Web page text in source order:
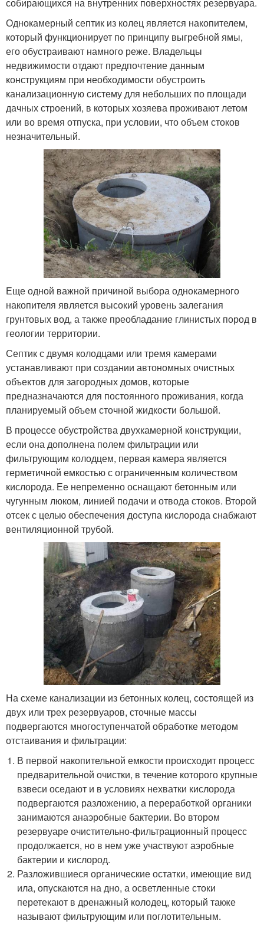
Однокамерный септик из колец является накопителем,
который функционирует по принципу выгребной ямы,
его обустраивают намного реже. Владельцы
недвижимости отдают предпочтение данным
конструкциям при необходимости обустроить
канализационную систему для небольших по площади
дачных строений, в которых хозяева проживают летом
или во время отпуска, при условии, что объем стоков
незначительный.
Еще одной важной причиной выбора однокамерного
накопителя является высокий уровень залегания
грунтовых вод, а также преобладание глинистых пород в
геологии территории.
Септик с двумя колодцами или тремя камерами
устанавливают при создании автономных очистных
объектов для загородных домов, которые
предназначаются для постоянного проживания, когда
планируемый объем сточной жидкости большой.
В процессе обустройства двухкамерной конструкции,
если она дополнена полем фильтрации или
фильтрующим колодцем, первая камера является
герметичной емкостью с ограниченным количеством
кислорода. Ее непременно оснащают бетонным или
чугунным люком, линией подачи и отвода стоков. Второй
отсек с целью обеспечения доступа кислорода снабжают
вентиляционной трубой.
На схеме канализации из бетонных колец, состоящей из
двух или трех резервуаров, сточные массы
подвергаются многоступенчатой обработке методом
отстаивания и фильтрации:
В первой накопительной емкости происходит процесс
предварительной очистки, в течение которого крупные
взвеси оседают и в условиях нехватки кислорода
подвергаются разложению, а переработкой органики
занимаются анаэробные бактерии. Во втором
резервуаре очистительно-фильтрационный процесс
продолжается, но в нем уже участвуют аэробные
бактерии и кислород.
Разложившиеся органические остатки, имеющие вид
ила, опускаются на дно, а осветленные стоки
перетекают в дренажный колодец, который также
называют фильтрующим или поглотительным.